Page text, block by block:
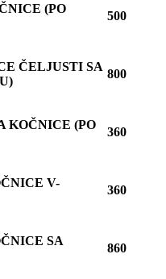
NICE (PO
500
ČELJUSTI SA
800
KOČNICE (PO
360
ČNICE V-
360
ČNICE SA
860